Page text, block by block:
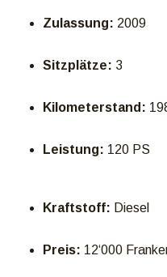
Zulassung: 2009
Sitzplätze: 3
Kilometerstand:
Leistung: 120 PS
Kraftstoff: Diesel
Preis: 12‘000